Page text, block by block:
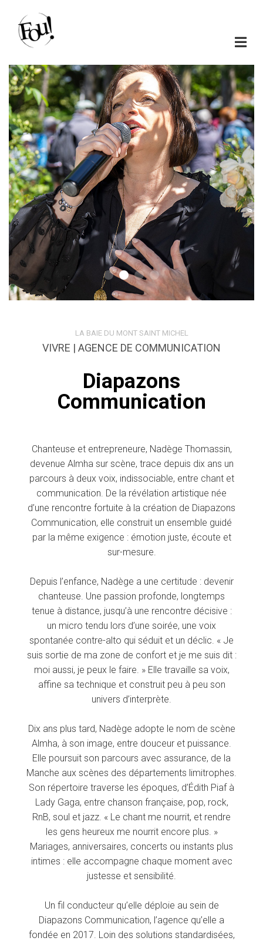
LA BAIE DU MONT SAINT MICHEL
VIVRE | AGENCE DE COMMUNICATION
Diapazons
Communication
Chanteuse et entrepreneure, Nadège Thomassin,
devenue Almha sur scène, trace depuis dix ans un
parcours à deux voix, indissociable, entre chant et
communication. De la révélation artistique née
d’une rencontre fortuite à la création de Diapazons
Communication, elle construit un ensemble guidé
par la même exigence : émotion juste, écoute et
sur-mesure.
Depuis l’enfance, Nadège a une certitude : devenir
chanteuse. Une passion profonde, longtemps
tenue à distance, jusqu’à une rencontre décisive :
un micro tendu lors d’une soirée, une voix
spontanée contre-alto qui séduit et un déclic. « Je
suis sortie de ma zone de confort et je me suis dit :
moi aussi, je peux le faire. » Elle travaille sa voix,
affine sa technique et construit peu à peu son
univers d’interprète.
Dix ans plus tard, Nadège adopte le nom de scène
Almha, à son image, entre douceur et puissance.
Elle poursuit son parcours avec assurance, de la
Manche aux scènes des départements limitrophes.
Son répertoire traverse les époques, d’Édith Piaf à
Lady Gaga, entre chanson française, pop, rock,
RnB, soul et jazz. « Le chant me nourrit, et rendre
les gens heureux me nourrit encore plus. »
Mariages, anniversaires, concerts ou instants plus
intimes : elle accompagne chaque moment avec
justesse et sensibilité.
Un fil conducteur qu’elle déploie au sein de
Diapazons Communication, l’agence qu’elle a
fondée en 2017. Loin des solutions standardisées,